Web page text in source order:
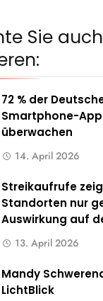
Sie auch
72 % der
Smartphone-App
überwachen
14. April 2026
Streikaufrufe
Standorten nur
Auswirkung auf
13. April 2026
Mandy
LichtBlick